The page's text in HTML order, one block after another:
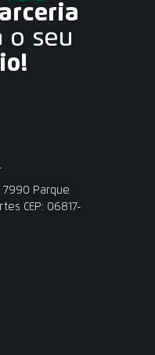
o seu
7990 Parque
CEP: 06817-